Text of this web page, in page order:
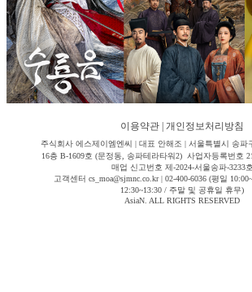
이용약관 개인정보처리방침
주식회사 에스제이엠엔씨 | 대표 안해조 | 서울특별시 송파
16층 B-1609호 (문정동, 송파테라타워2) 사업자등록번호
매업 신고번호 제-2024-서울송파-3233호
고객센터 cs_moa@sjmnc.co.kr | 02-400-6036 (평일
12:30~13:30 / 주말 및 공휴일 휴무)
AsiaN. ALL RIGHTS RESERVED